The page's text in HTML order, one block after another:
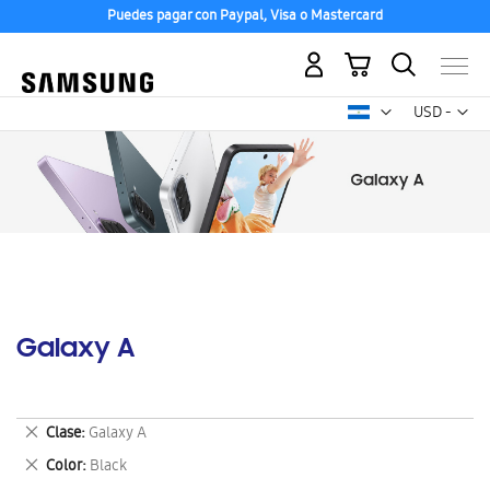
Puedes pagar con Paypal, Visa o Mastercard
USD -
dólar
Mi carrito
Galaxy A
Clase Galaxy A
Eliminar
este
artículo
Color Black
Eliminar